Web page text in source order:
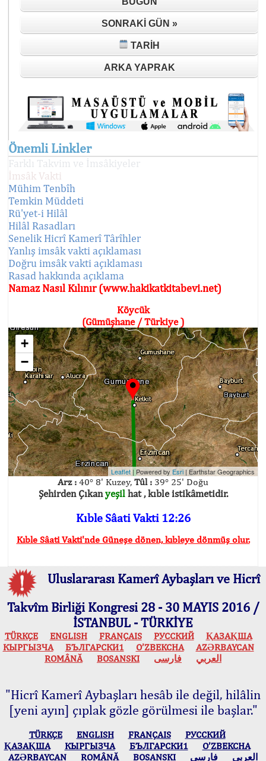
SONRAKI GÜN »
TARIH
ARKA YAPRAK
Önemli Linkler
Farklı Takvim ve İmsâkiyeler
İmsâk Vakti
Mühim Tenbîh
Temkin Müddeti
Rü'yet-i Hilâl
Hilâl Rasadları
Senelik Hicrî Kamerî Târîhler
Yanlış imsâk vakti açıklaması
Doğru imsâk vakti açıklaması
Rasad hakkında açıklama
Namaz Nasıl Kılınır (www.hakikatkitabevi.net)
Köycük
(Gümüşhane / Türkiye )
+
−
Leaflet | Powered by Esri | Earthstar Geographics
Arz : 40° 8' Kuzey, Tûl : 39° 25' Doğu
Şehirden Çıkanyeşilhat , kıble istikâmetidir.
Kıble Sâati Vakti 12:26
Kıble Sâati Vakti'nde Güneşe dönen, kıbleye dönmüş olur.
Uluslararası Kamerî Aybaşları ve Hicrî
Takvîm Birliği Kongresi 28 - 30 MAYIS 2016 /
İSTANBUL - TÜRKİYE
TÜRKÇE ENGLISH FRANÇAIS РУССКИЙ
ҚАЗАҚША
КЫPГЫЗЧA
БЪЛГАРСКИ1 O’ZBEKCHA
AZӘRBAYCAN
ROMÂNĂ
BOSANSKI العربي فارسی
"Hicrî Kamerî Aybaşları hesâb ile değil, hilâlin
[yeni ayın] çıplak gözle görülmesi ile başlar."
TÜRKÇE ENGLISH FRANÇAIS
РУССКИЙ
ҚАЗАҚША
КЫPГЫЗЧA БЪЛГАРСКИ1
O’ZBEKCHA
AZӘRBAYCAN
ROMÂNĂ BOSANSKI العربي فارسی